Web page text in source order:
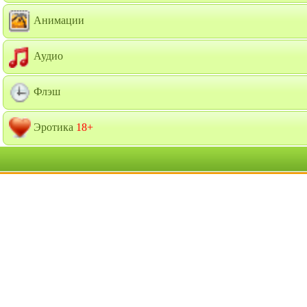
Анимации
Аудио
Флэш
Эротика 18+